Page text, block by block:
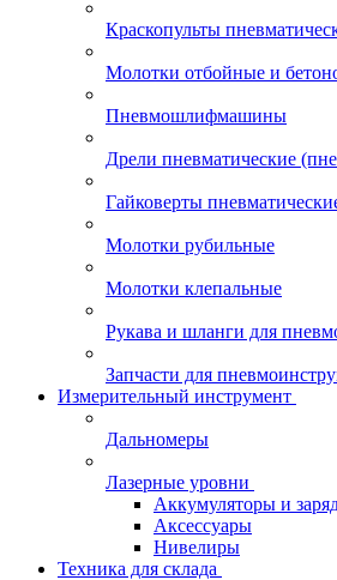
Краскопульты
Молотки отбойные и
Пневмошлифмашины
Дрели пневматические
Гайковерты
Молотки рубильные
Молотки клепальные
Рукава и шланги для
Запчасти для
Измерительный инструмент
Дальномеры
Лазерные уровни
Аккумуляторы и
Аксессуары
Нивелиры
Техника для склада